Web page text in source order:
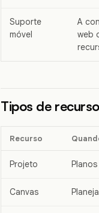
Suporte
móvel
A
web
Tipos de
Recurso
Projeto
Canvas